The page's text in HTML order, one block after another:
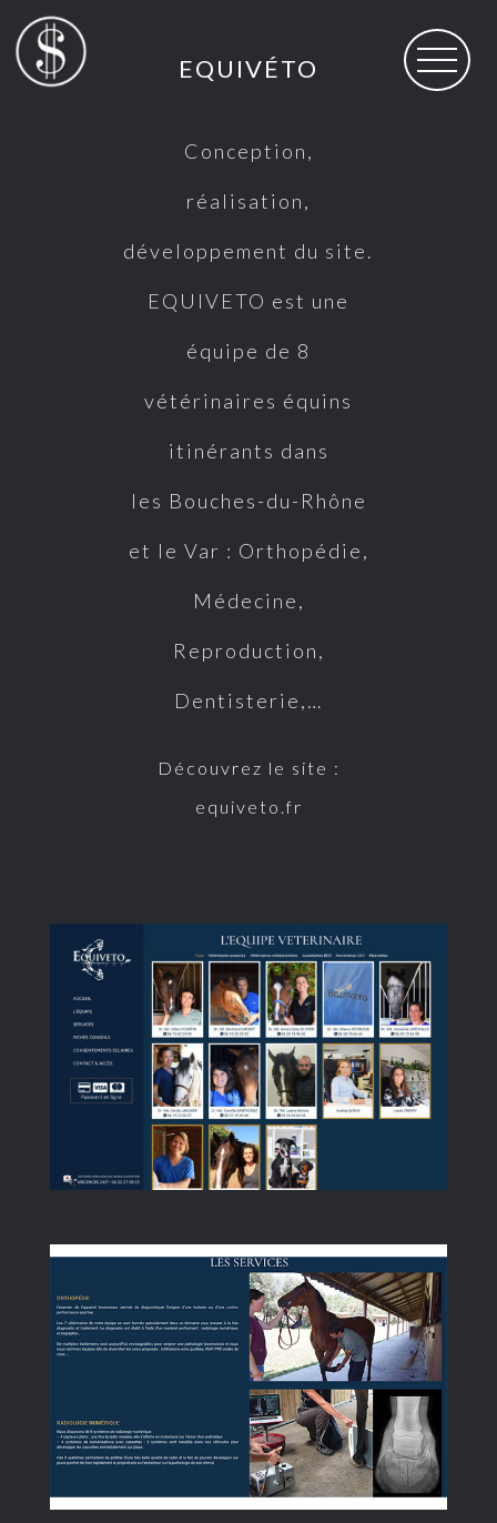
EQUIVÉTO
Conception,
réalisation,
développement du site.
EQUIVETO est une
équipe de 8
vétérinaires équins
itinérants dans
les Bouches-du-Rhône
et le Var : Orthopédie,
Médecine,
Reproduction,
Dentisterie,…
Découvrez le site :
equiveto.fr